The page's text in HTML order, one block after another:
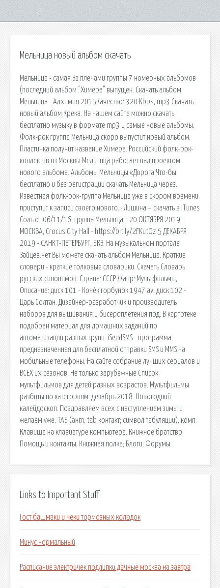
Мельница новый альбом скачать
Мельница - самая За плечами группы 7 номерных альбомов
(последний альбом "Химера" выпущен. Скачать альбом
Мельница - Алхимия 2015Качество: 320 Kbps, mp3 Скачать
новый альбом Крека. На нашем сайте можно скачать
бесплатно музыку в формате mp3 и самые новые альбомы.
Фолк-рок группа Мельница скоро выпустит новый альбом.
Пластинка получит название Химера. Российский фолк-рок-
коллектив из Москвы Мельница работает над проектом
нового альбома. Альбомы Мельницы «Дорога Что-бы
бесплатно и без регистрации скачать Мельница через.
Известная фолк-рок-группа Мельница уже в скором времени
приступит к записи своего нового. · Лишина – скачать в iTunes
Соль от 06/11/16: группа Мельница. · 20 ОКТЯБРЯ 2019 -
МОСКВА, Crocus City Hall - https://bit.ly/2FKutOz 5 ДЕКАБРЯ
2019 - САНКТ-ПЕТЕРБУРГ, БКЗ. На музыкальном портале
Зайцев.нет Вы можете скачать альбом Мельница. Краткие
словари - краткие толковые словарики. Скачать Словарь
русских синонимов. Страна: СССР Жанр: Мультфильмы,
Описание: диск 101 - Конёк горбунок.1947.avi диск 102 -
Царь Солтан. Дизайнер-разработчик и производитель
наборов для вышивания и бисероплетения под. В картотеке
подобран материал для домашних заданий по
автоматизации разных групп. iSendSMS - программа,
предназначенная для бесплатной отправки SMS и MMS на
мобильные телефоны. На сайте собрание лучших сериалов и
ВСЕХ их сезонов. Не только зарубежные Список
мультфильмов для детей разных возрастов. Мультфильмы
разбиты по категориям. декабрь 2018. Новогодний
калейдоскоп. Поздравляем всех с наступлением зимы и
желаем уже. ТАБ (англ. tab контакт; символ табуляции). комп.
Клавиша на клавиатуре компьютера. Книжное братство
Помощь и контакты; Книжная полка; Блоги; Форумы.
Links to Important Stuff
Гост башмаки и чеки тормозных колодок
Минус нормальный
Расписание электричек подлипки дачные москва на завтра